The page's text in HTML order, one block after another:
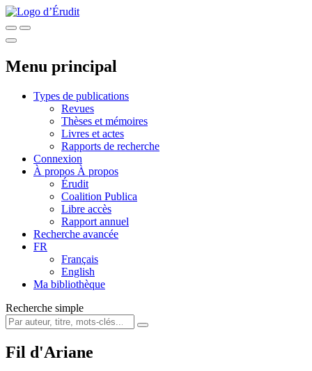
Menu principal
Types de publications
Revues
Thèses et mémoires
Livres et actes
Rapports de recherche
Connexion
À propos À propos
Érudit
Coalition Publica
Libre accès
Rapport annuel
Recherche avancée
FR
Français
English
Ma bibliothèque
Recherche simple
Fil d'Ariane